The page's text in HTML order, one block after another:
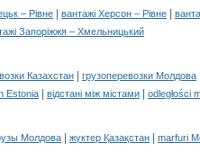
– Рівне вантажі Херсон – Рівне
Запоріжжя – Хмельницький
Казахстан грузоперевозки Молдова
Estonia відстані між містами odległości
Молдова жүктер Қазақстан marfuri